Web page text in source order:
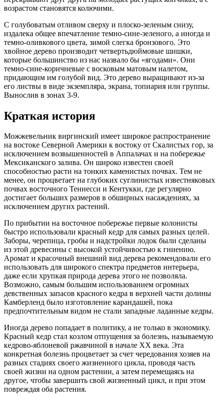
возрастом становятся колючими.
С голубоватым отливом сверху и плоско-зеленым снизу,
издалека общее впечатление темно-сине-зеленого, а иногда и
темно-оливкового цвета, зимой слегка бронзового. Это
хвойное дерево производит четвертьдюймовые шишки,
которые большинство из нас назвало бы «ягодами». Они
темно-сине-коричневые с восковым матовым налетом,
придающим им голубой вид. Это дерево выращивают из-за
его листвы в виде экземпляра, экрана, топиария или группы.
Вынослив в зонах 3-9.
Краткая история
Можжевельник виргинский имеет широкое распространение
на востоке Северной Америки к востоку от Скалистых гор, за
исключением возвышенностей в Аппалачах и на побережье
Мексиканского залива. Он широко известен своей
способностью расти на тонких каменистых почвах. Тем не
менее, он процветает на глубоких суглинистых известняковых
почвах восточного Теннесси и Кентукки, где регулярно
достигает больших размеров в обширных насаждениях, за
исключением других растений.
По прибытии на восточное побережье первые колонисты
быстро использовали красный кедр для самых разных целей.
Заборы, черепица, гробы и надстройки лодок были сделаны
из этой древесины с высокой устойчивостью к гниению.
Аромат и красочный внешний вид дерева рекомендовали его
использовать для широкого спектра предметов интерьера,
даже если хрупкая природа дерева этого не позволяла.
Возможно, самым большим использованием огромных
девственных запасов красного кедра в верхней части долины
Камберленд было изготовление карандашей, пока
предпочтительным видом не стали западные ладанные кедры.
Иногда дерево попадает в политику, а не только в экономику.
Красный кедр стал козлом отпущения за болезнь, называемую
кедрово-яблоневой ржавчиной в начале ХХ века. Эта
конкретная болезнь процветает за счет чередования хозяев на
разных стадиях своего жизненного цикла, проводя часть
своей жизни на одном растении, а затем перемещаясь на
другое, чтобы завершить свой жизненный цикл, и при этом
повреждая оба растения.